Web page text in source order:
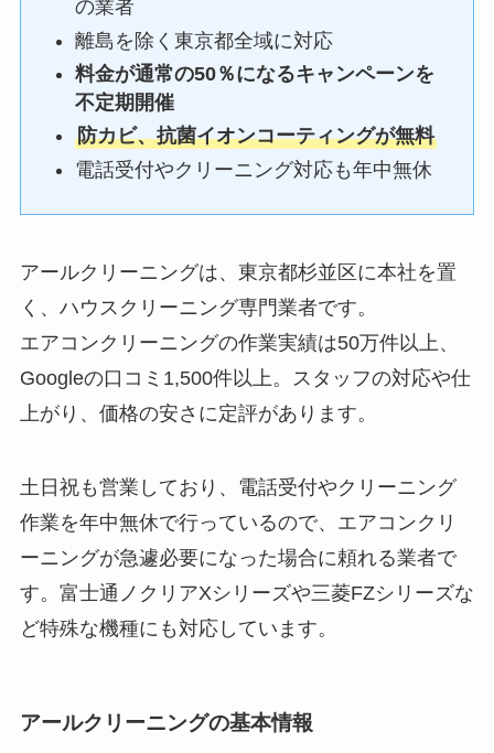
の業者
離島を除く東京都全域に対応
料金が通常の50％になるキャンペーンを
不定期開催
防カビ、抗菌イオンコーティングが無料
電話受付やクリーニング対応も年中無休
アールクリーニングは、東京都杉並区に本社を置
く、ハウスクリーニング専門業者です。
エアコンクリーニングの作業実績は50万件以上、
Googleの口コミ1,500件以上。スタッフの対応や仕
上がり、価格の安さに定評があります。
土日祝も営業しており、電話受付やクリーニング
作業を年中無休で行っているので、エアコンクリ
ーニングが急遽必要になった場合に頼れる業者で
す。富士通ノクリアXシリーズや三菱FZシリーズな
ど特殊な機種にも対応しています。
アールクリーニングの基本情報